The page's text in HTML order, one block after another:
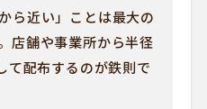
から近い」ことは最大の
店舗や事業所から半径
て配布するのが鉄則で